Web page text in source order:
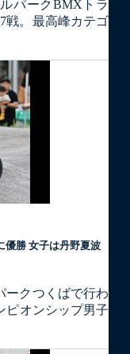
パークBMXトラ
戦。最高峰カテゴ
優勝 女子は丹野夏波
ークつくばで行わ
ピオンシップ男子